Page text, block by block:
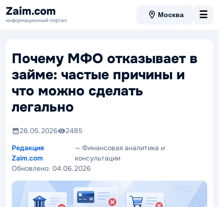
Zaim.com
информационный портал
Москва ☰
Почему МФО отказывает в
займе: частые причины и
что можно сделать
легально
28.05.2026
2485
Редакция
Zaim.com
— Финансовая аналитика и
консультации
Обновлено: 04.06.2026